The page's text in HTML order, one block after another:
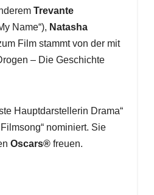
Trevante
Name“), Natasha
Film stammt von der mit
– Die Geschichte
Hauptdarstellerin Drama“
nominiert. Sie
Oscars® freuen.